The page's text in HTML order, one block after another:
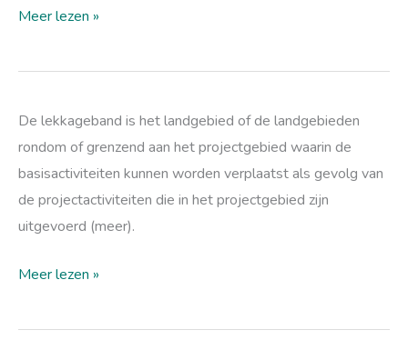
Meer lezen »
De lekkageband is het landgebied of de landgebieden
rondom of grenzend aan het projectgebied waarin de
basisactiviteiten kunnen worden verplaatst als gevolg van
de projectactiviteiten die in het projectgebied zijn
uitgevoerd (meer).
lekkageband
Meer lezen »